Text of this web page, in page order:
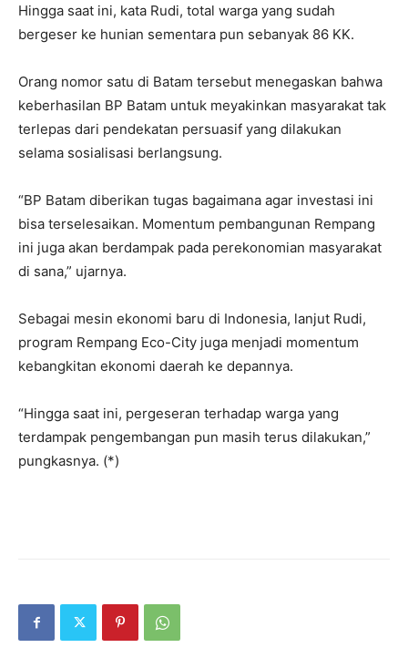
Hingga saat ini, kata Rudi, total warga yang sudah
bergeser ke hunian sementara pun sebanyak 86 KK.
Orang nomor satu di Batam tersebut menegaskan bahwa
keberhasilan BP Batam untuk meyakinkan masyarakat tak
terlepas dari pendekatan persuasif yang dilakukan
selama sosialisasi berlangsung.
“BP Batam diberikan tugas bagaimana agar investasi ini
bisa terselesaikan. Momentum pembangunan Rempang
ini juga akan berdampak pada perekonomian masyarakat
di sana,” ujarnya.
Sebagai mesin ekonomi baru di Indonesia, lanjut Rudi,
program Rempang Eco-City juga menjadi momentum
kebangkitan ekonomi daerah ke depannya.
“Hingga saat ini, pergeseran terhadap warga yang
terdampak pengembangan pun masih terus dilakukan,”
pungkasnya. (*)